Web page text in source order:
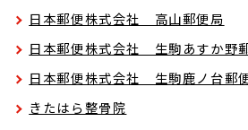
日本郵便株式会社 高山郵便局
日本郵便株式会社 生駒あすか野
日本郵便株式会社 生駒鹿ノ台郵
きたはら整骨院